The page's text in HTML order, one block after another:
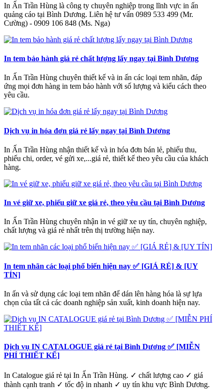
In Ấn Trần Hùng là công ty chuyên nghiệp trong lĩnh vực in ấn
quảng cáo tại Bình Dương. Liên hệ tư vấn 0989 533 499 (Mr.
Cường) - 0909 106 848 (Ms. Nga)
In tem bảo hành giá rẻ chất lượng lấy ngay tại Bình Dương
In Ấn Trần Hùng chuyên thiết kế và in ấn các loại tem nhãn, đáp
ứng mọi đơn hàng in tem bảo hành với số lượng và kiểu cách theo
yêu cầu.
Dịch vụ in hóa đơn giá rẻ lấy ngay tại Bình Dương
In Ấn Trần Hùng nhận thiết kế và in hóa đơn bán lẻ, phiếu thu,
phiếu chi, order, vé gửi xe,...giá rẻ, thiết kế theo yêu cầu của khách
hàng.
In vé giữ xe, phiếu giữ xe giá rẻ, theo yêu cầu tại Bình Dương
In Ấn Trần Hùng chuyên nhận in vé giữ xe uy tín, chuyên nghiệp,
chất lượng và giá rẻ nhất trên thị trường hiện nay.
In tem nhãn các loại phổ biến hiện nay ✅ [GIÁ RẺ] & [UY
TÍN]
In ấn và sử dụng các loại tem nhãn để dán lên hàng hóa là sự lựa
chọn của tất cả các doanh nghiệp sản xuất, kinh doanh hiện nay.
Dịch vụ IN CATALOGUE giá rẻ tại Bình Dương ✅ [MIỄN
PHÍ THIẾT KẾ]
In Catalogue giá rẻ tại In Ấn Trần Hùng. ✓ chất lượng cao ✓ giá
thành cạnh tranh ✓ tốc độ in nhanh ✓ uy tín khu vực Bình Dương.